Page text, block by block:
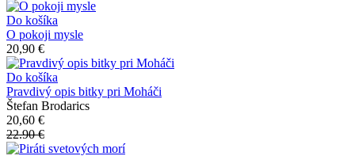
Do košíka
O pokoji mysle
20,90 €
Do košíka
Pravdivý opis bitky pri Moháči
Štefan Brodarics
20,60 €
22.90 €